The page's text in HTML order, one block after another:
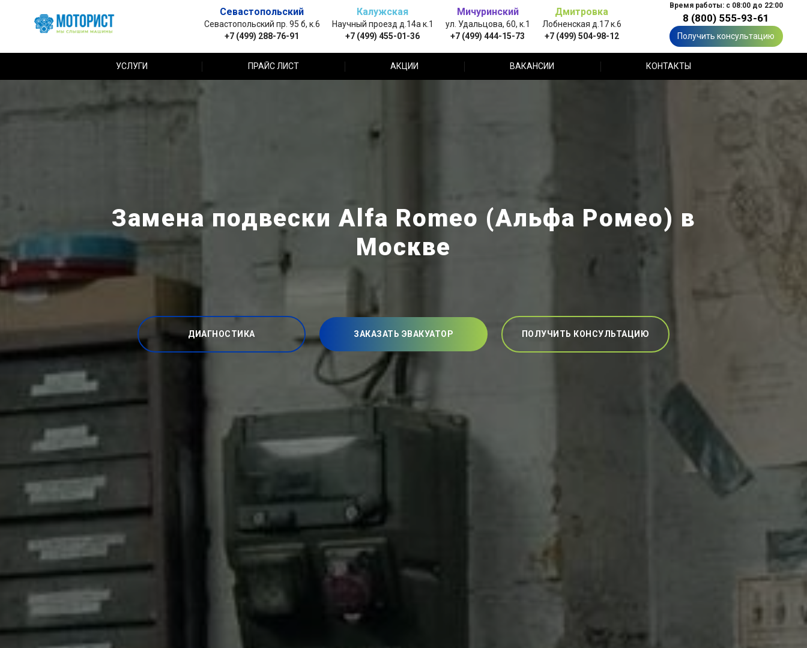
Севастопольский
Севастопольский пр. 95 б, к.6
+7 (499) 288-76-91
Калужская
Научный проезд д.14а к.1
+7 (499) 455-01-36
Мичуринский
ул. Удальцова, 60, к.1
+7 (499) 444-15-73
Дмитровка
Лобненская д.17 к.6
+7 (499) 504-98-12
Время работы: с 08:00 до 22:00
8 (800) 555-93-61
Получить консультацию
УСЛУГИ ПРАЙС ЛИСТ АКЦИИ ВАКАНСИИ КОНТАКТЫ
Замена подвески Alfa Romeo (Альфа Ромео) в
Москве
ДИАГНОСТИКА ЗАКАЗАТЬ ЭВАКУАТОР ПОЛУЧИТЬ КОНСУЛЬТАЦИЮ